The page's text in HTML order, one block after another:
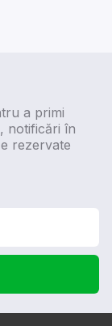
a primi
notificări în
rezervate